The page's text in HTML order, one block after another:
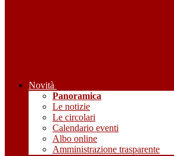
Novità
Panoramica
Le notizie
Le circolari
Calendario eventi
Albo online
Amministrazione trasparente